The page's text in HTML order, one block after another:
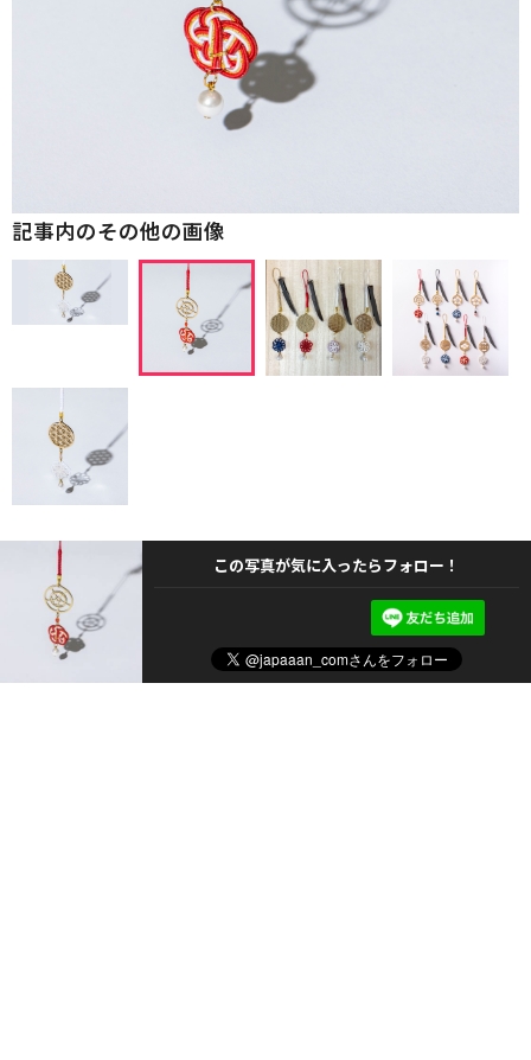
記事内のその他の画像
この写真が気に入ったらフォロー！